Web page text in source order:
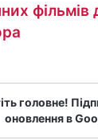
фільмів
головне!
оновлення в